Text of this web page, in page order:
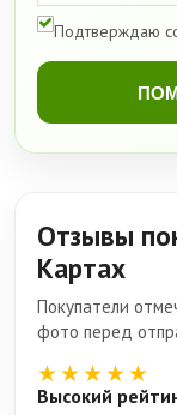
Подтверждаю
Отзывы
Картах
Покупатели
фото перед
★★★★★
Высокий